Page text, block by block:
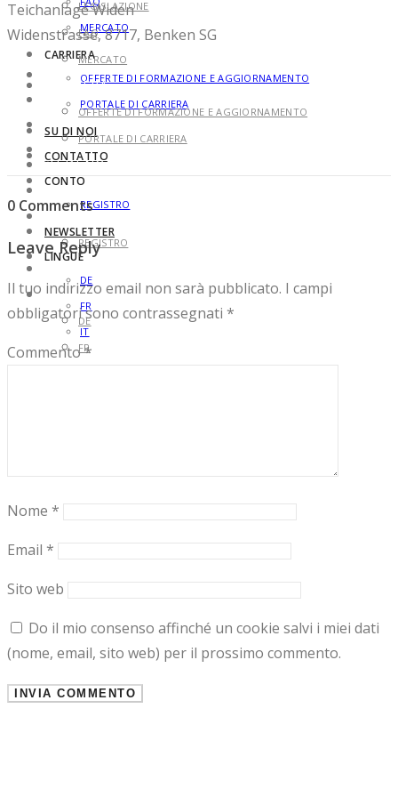
MERCATO
CARRIERA
OFFERTE DI FORMAZIONE E AGGIORNAMENTO
PORTALE DI CARRIERA
SU DI NOI
CONTATTO
CONTO
REGISTRO
NEWSLETTER
LINGUE
DE
FR
IT
LEGISLAZIONE
FAQ
MERCATO
CARRIERA
OFFERTE DI FORMAZIONE E AGGIORNAMENTO
PORTALE DI CARRIERA
SU DI NOI
CONTATTO
CONTO
REGISTRO
LINGUE
DE
FR
Teichanlage Widen
Widenstrasse, 8717, Benken SG
0 Comments
Leave Reply
Il tuo indirizzo email non sarà pubblicato. I campi
obbligatori sono contrassegnati *
Commento*
Nome *
Email *
Sito web
Do il mio consenso affinché un cookie salvi i miei dati
(nome, email, sito web) per il prossimo commento.